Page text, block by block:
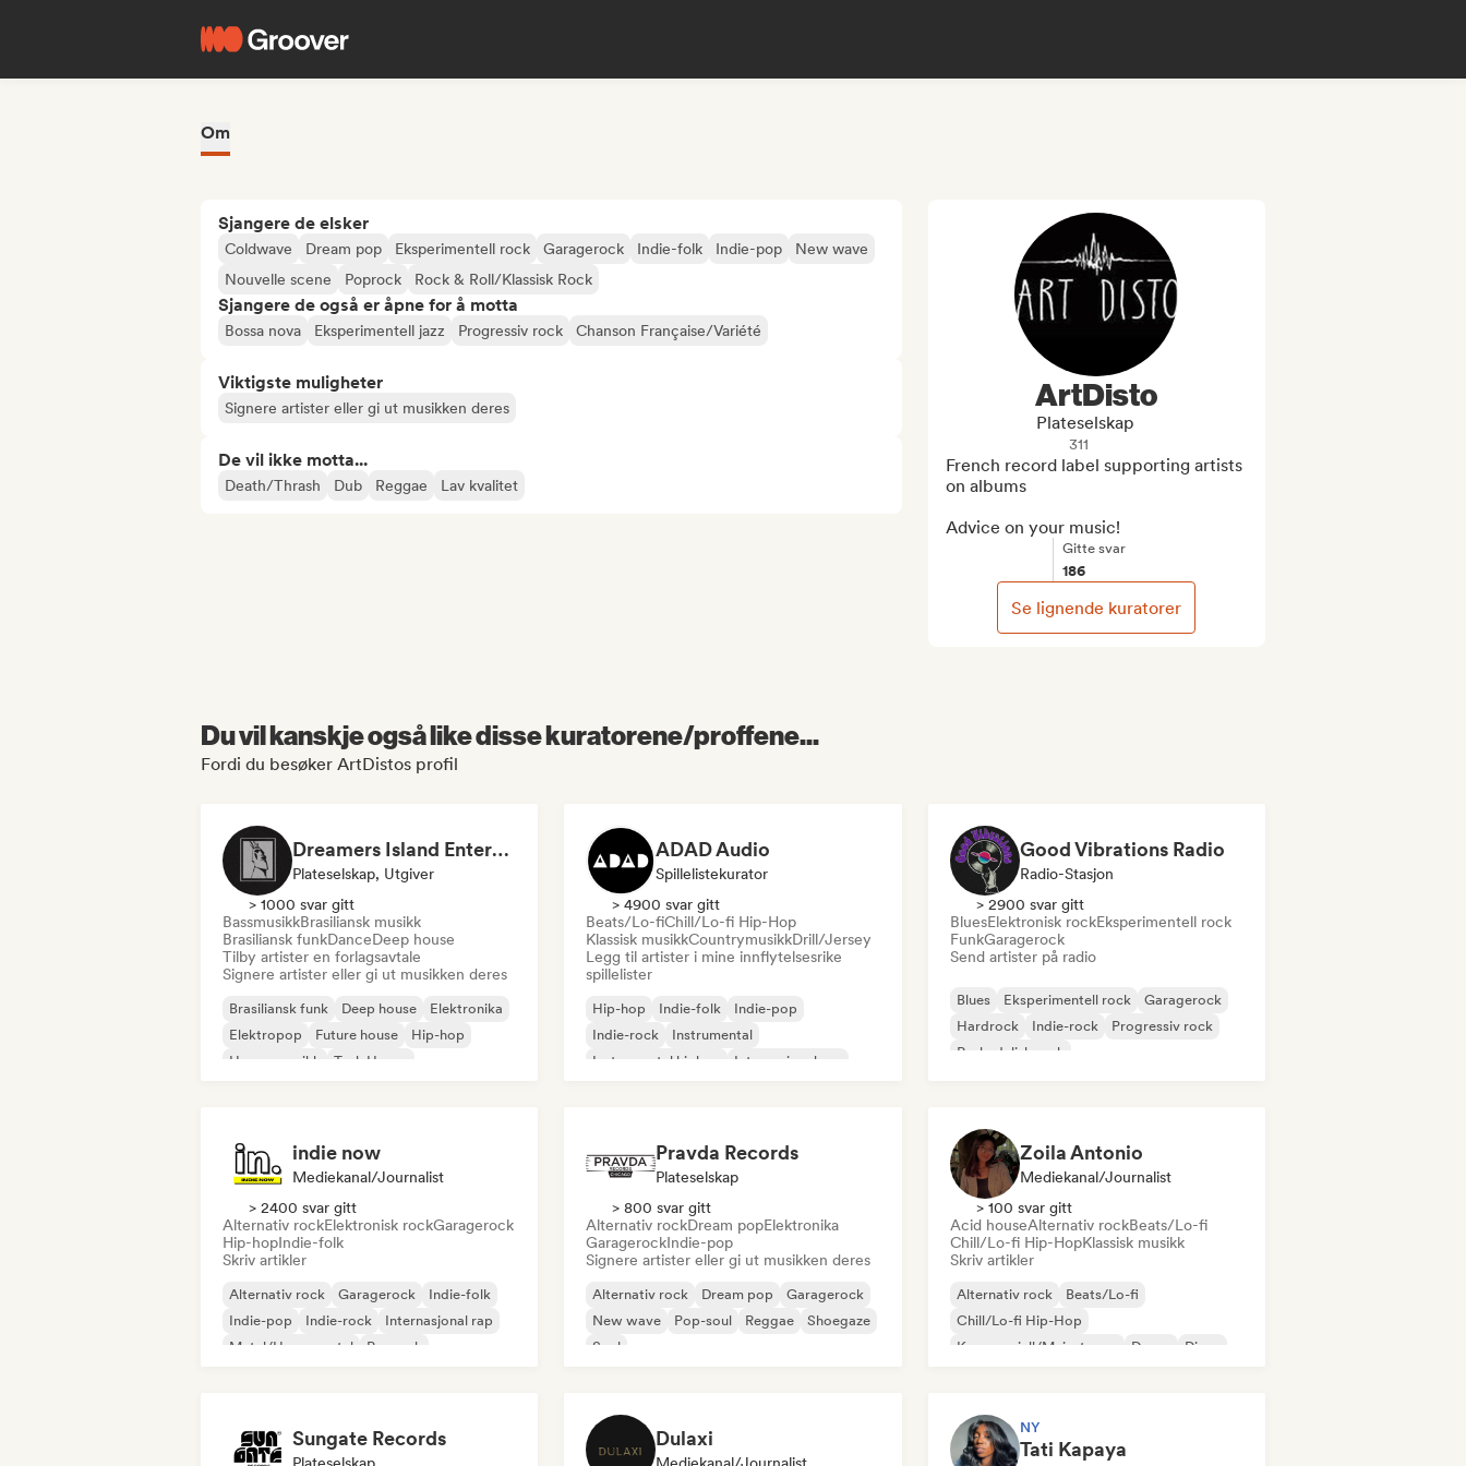
Om
Sjangere de elsker
Coldwave Dream pop Eksperimentell rock Garagerock Indie-folk Indie-pop
New wave
Nouvelle scene
Poprock Rock & Roll/Klassisk Rock
Sjangere de også er åpne for å motta
Bossa nova Eksperimentell jazz Progressiv rock Chanson Française/Variété
Viktigste muligheter
Signere artister eller gi ut musikken deres
De vil ikke motta...
Death/Thrash Dub Reggae Lav kvalitet
ArtDisto
Plateselskap
311
French record label supporting artists
on albums
Advice on your music!
Gitte svar
186
Se lignende kuratorer
Du vil kanskje også like disse kuratorene/proffene...
Fordi du besøker ArtDistos profil
Dreamers Island Entertainment
Plateselskap, Utgiver
> 1000 svar gitt
BassmusikkBrasiliansk musikk
Brasiliansk funkDanceDeep house
Tilby artister en forlagsavtale
Signere artister eller gi ut musikken deres
Brasiliansk funk Deep house
Elektronika
Elektropop
Future house
Hip-hop
House-musikk
Tech House
ADAD Audio
Spillelistekurator
> 4900 svar gitt
Beats/Lo-fiChill/Lo-fi Hip-Hop
Klassisk musikkCountrymusikkDrill/Jersey
Legg til artister i mine innflytelsesrike
spillelister
Hip-hop Indie-folk
Indie-pop
Indie-rock
Instrumental
Instrumental hiphop
Internasjonal rap
Good Vibrations Radio
Radio-Stasjon
> 2900 svar gitt
BluesElektronisk rockEksperimentell rock
FunkGaragerock
Send artister på radio
Blues Eksperimentell rock
Garagerock
Hardrock
Indie-rock
Progressiv rock
Psykedelisk rock
indie now
Mediekanal/journalist
> 2400 svar gitt
Alternativ rockElektronisk rockGaragerock
Hip-hopIndie-folk
Skriv artikler
Alternativ rock Garagerock
Indie-folk
Indie-pop
Indie-rock
Internasjonal rap
Metal/Heavy metal
Poprock
Pravda Records
Plateselskap
> 800 svar gitt
Alternativ rockDream popElektronika
GaragerockIndie-pop
Signere artister eller gi ut musikken deres
Alternativ rock Dream pop
Garagerock
New wave
Pop-soul Reggae
Shoegaze
Soul
Zoila Antonio
Mediekanal/journalist
> 100 svar gitt
Acid houseAlternativ rockBeats/Lo-fi
Chill/Lo-fi Hip-HopKlassisk musikk
Skriv artikler
Alternativ rock
Beats/Lo-fi
Chill/Lo-fi Hip-Hop
Kommersiell/Mainstream
Dance
Disco
Sungate Records Dulaxi NY
Tati Kapaya